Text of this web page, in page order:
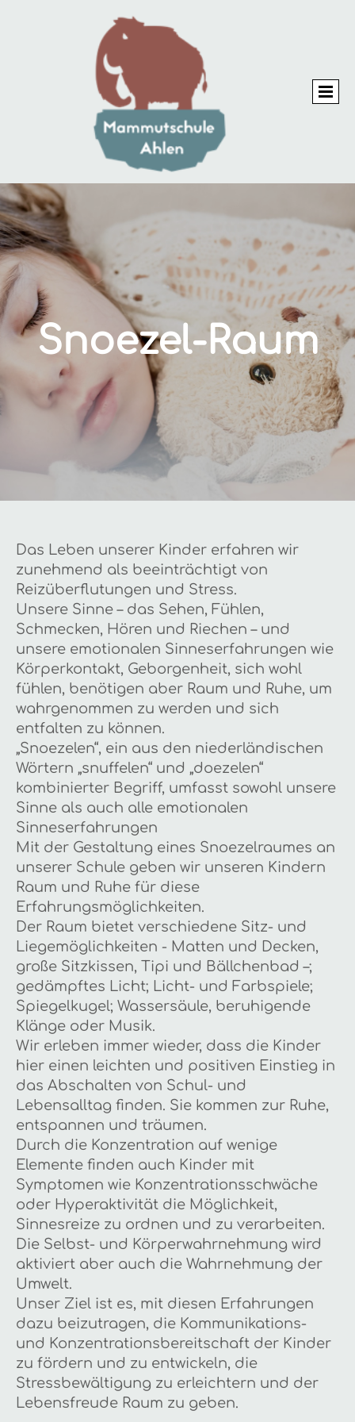
Snoezel-Raum
Das Leben unserer Kinder erfahren wir
zunehmend als beeinträchtigt von
Reizüberflutungen und Stress.
Unsere Sinne – das Sehen, Fühlen,
Schmecken, Hören und Riechen – und
unsere emotionalen Sinneserfahrungen wie
Körperkontakt, Geborgenheit, sich wohl
fühlen, benötigen aber Raum und Ruhe, um
wahrgenommen zu werden und sich
entfalten zu können.
„Snoezelen“, ein aus den niederländischen
Wörtern „snuffelen“ und „doezelen“
kombinierter Begriff, umfasst sowohl unsere
Sinne als auch alle emotionalen
Sinneserfahrungen
Mit der Gestaltung eines Snoezelraumes an
unserer Schule geben wir unseren Kindern
Raum und Ruhe für diese
Erfahrungsmöglichkeiten.
Der Raum bietet verschiedene Sitz- und
Liegemöglichkeiten - Matten und Decken,
große Sitzkissen, Tipi und Bällchenbad –;
gedämpftes Licht; Licht- und Farbspiele;
Spiegelkugel; Wassersäule, beruhigende
Klänge oder Musik.
Wir erleben immer wieder, dass die Kinder
hier einen leichten und positiven Einstieg in
das Abschalten von Schul- und
Lebensalltag finden. Sie kommen zur Ruhe,
entspannen und träumen.
Durch die Konzentration auf wenige
Elemente finden auch Kinder mit
Symptomen wie Konzentrationsschwäche
oder Hyperaktivität die Möglichkeit,
Sinnesreize zu ordnen und zu verarbeiten.
Die Selbst- und Körperwahrnehmung wird
aktiviert aber auch die Wahrnehmung der
Umwelt.
Unser Ziel ist es, mit diesen Erfahrungen
dazu beizutragen, die Kommunikations-
und Konzentrationsbereitschaft der Kinder
zu fördern und zu entwickeln, die
Stressbewältigung zu erleichtern und der
Lebensfreude Raum zu geben.